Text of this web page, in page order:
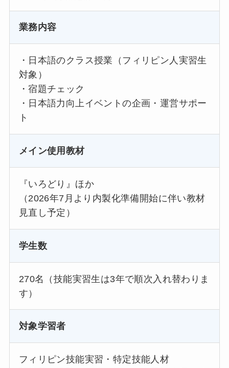
業務内容
・日本語のクラス授業（フィリピン人実習生
対象）
・宿題チェック
・日本語力向上イベントの企画・運営サポー
ト
メイン使用教材
『いろどり』ほか
（2026年7月より内製化準備開始に伴い教材
見直し予定）
学生数
270名（技能実習生は3年で順次入れ替わりま
す）
対象学習者
フィリピン技能実習・特定技能人材